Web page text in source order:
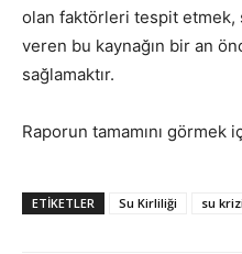
olan faktörleri tespit etmek,
veren bu kaynağın bir an
sağlamaktır.
Raporun tamamını görmek
ETIKETLER Su Kirliliği su krizi